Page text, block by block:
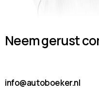
Neem gerust
info@autoboeker.nl